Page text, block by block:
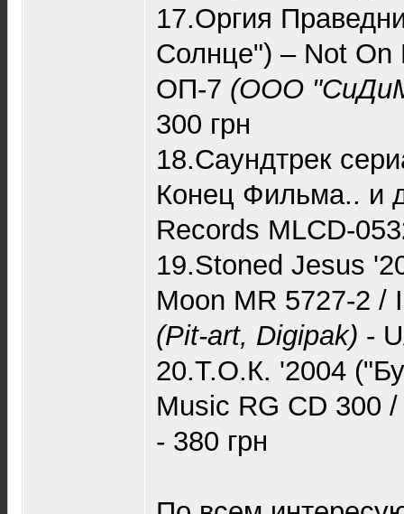
17.Оргия
Солнце") – Not On
‎ОП-7 (ООО
300 грн
18.Саундтрек
Конец Фильма.. и
Records MLCD-
19.Stoned Jesus
Moon MR 5727-2 /
(Pit-art, Digipak) -
20.Т.О.К. '2004
Music RG CD 300
- 380 грн